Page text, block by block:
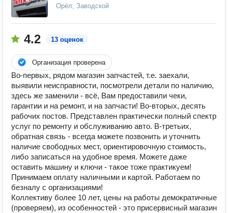
Орёл, Заводской
4.2 13 оценок
Организация проверена
Во-первых, рядом магазин запчастей, т.е. заехали,
выявили неисправности, посмотрели детали по наличию,
здесь же заменили - всё, Вам предоставили чеки,
гарантии и на ремонт, и на запчасти! Во-вторых, десять
рабочих постов. Представлен практически полный спектр
услуг по ремонту и обслуживанию авто. В-третьих,
обратная связь - всегда можете позвонить и уточнить
наличие свободных мест, ориентировочную стоимость,
либо записаться на удобное время. Можете даже
оставить машину и ключи - такое тоже практикуем!
Принимаем оплату наличными и картой. Работаем по
безналу с организациями!
Коллективу более 10 лет, цены на работы демократичные
(проверяем), из особенностей - это присервисный магазин